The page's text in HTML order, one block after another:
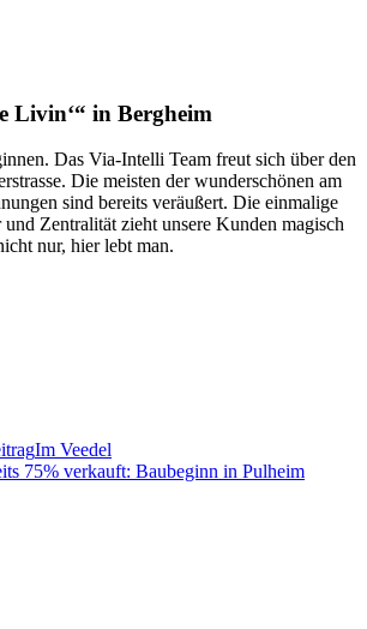
Livin‘“ in Bergheim
Das Via-Intelli Team freut sich über den
Die meisten der wunderschönen am
sind bereits veräußert. Die einmalige
Zentralität zieht unsere Kunden magisch
nur, hier lebt man.
Im Veedel
75% verkauft: Baubeginn in Pulheim